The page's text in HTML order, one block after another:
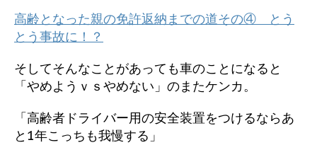
高齢となった親の免許返納までの道その④ とう
とう事故に！？
そしてそんなことがあっても車のことになると
「やめようｖｓやめない」のまたケンカ。
「高齢者ドライバー用の安全装置をつけるならあ
と1年こっちも我慢する」